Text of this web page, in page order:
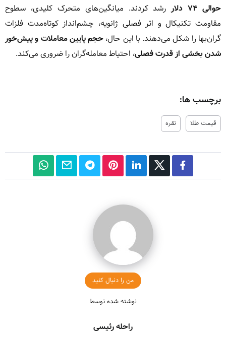
حوالی ۷۴ دلار
رشد کردند. میانگین‌های متحرک کلیدی، سطوح
مقاومت تکنیکال و اثر فصلی ژانویه، چشم‌انداز کوتاه‌مدت فلزات
گران‌بها را شکل می‌دهند. با این حال، حجم پایین معاملات و پیش‌خور
شدن بخشی از قدرت فصلی، احتیاط معامله‌گران را ضروری می‌کند.
برچسب ها:
قیمت طلا نقره
من را دنبال کنید
نوشته شده توسط
راحله رئیسی